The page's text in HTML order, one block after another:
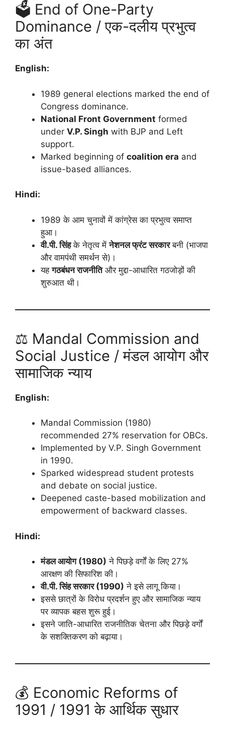
🗳️ End of One-Party
Dominance / एक-दलीय प्रभुत्व
का अंत
English:
1989 general elections marked the end of
Congress dominance.
National Front Government formed
under V.P. Singh with BJP and Left
support.
Marked beginning of coalition era and
issue-based alliances.
Hindi:
1989 के आम चुनावों में कांग्रेस का प्रभुत्व समाप्त
हुआ।
वी.पी. सिंहके नेतृत्व मेंनेशनल फ्रंट सरकारबनी (भाजपा
और वामपंथी समर्थन से)।
यहगठबंधन राजनीतिऔर मुद्दा-आधारित गठजोड़ों की
शुरुआत थी।
⚖️ Mandal Commission and
Social Justice / मंडल आयोग और
सामाजिक न्याय
English:
Mandal Commission (1980)
recommended 27% reservation for OBCs.
Implemented by V.P. Singh Government
in 1990.
Sparked widespread student protests
and debate on social justice.
Deepened caste-based mobilization and
empowerment of backward classes.
Hindi:
मंडल आयोग (1980) ने पिछड़े वर्गों के लिए 27%
आरक्षण की सिफारिश की।
वी.पी. सिंह सरकार (1990) ने इसे लागू किया।
इससे छात्रों के विरोध प्रदर्शन हुए और सामाजिक न्याय
पर व्यापक बहस शुरू हुई।
इसने जाति-आधारित राजनीतिक चेतना और पिछड़े वर्गों
के सशक्तिकरण को बढ़ाया।
💰 Economic Reforms of
1991 / 1991 के आर्थिक सुधार